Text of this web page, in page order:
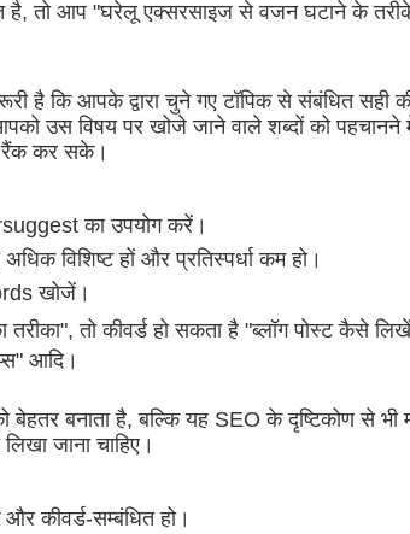
है, तो आप "घरेलू एक्सरसाइज से वजन घटाने के
है कि आपके द्वारा चुने गए टॉपिक से संबंधित सही
उस विषय पर खोजे जाने वाले शब्दों को पहचानने
रैंक कर सके।
का उपयोग करें।
विशिष्ट हों और प्रतिस्पर्धा कम हो।
खोजें।
तो कीवर्ड हो सकता है "ब्लॉग पोस्ट कैसे
आदि।
बनाता है, बल्कि यह SEO के दृष्टिकोण से भी
जाना चाहिए।
कीवर्ड-सम्बंधित हो।